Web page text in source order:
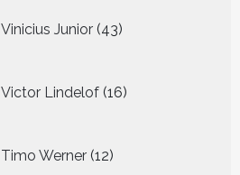
Vinicius Junior 43
producten
Victor Lindelof 16
producten
Timo Werner 12
producten